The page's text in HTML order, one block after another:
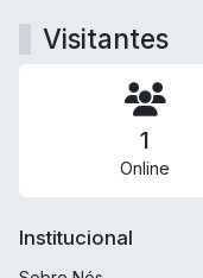
Visitantes
1
Online
Institucional